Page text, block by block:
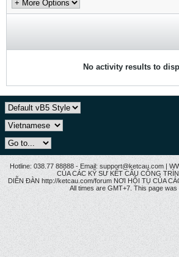
No activity results to
Hotline: 038.77 88888 - Email: support@ketcau.com |
CỦA CÁC KỸ SƯ KẾT CẤU CÔNG
DIỄN ĐÀN http://ketcau.com/forum NƠI HỘI TỤ CỦA
All times are GMT+7. This page